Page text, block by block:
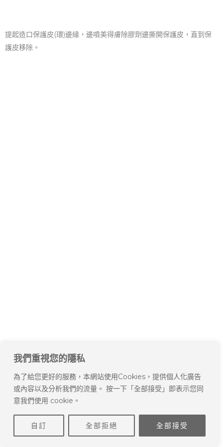
我們重視您的隱私
為了給您更好的服務，本網站使用Cookies，提供個人化廣告
或內容以及分析我們的流量。 按一下「全部接受」即表示您同
意我們使用 cookie。
自訂 全部拒絕 全部接受
提起造口保護皮(環)邊緣，邊噴美得膚除膠劑邊撕開保護皮，直到保
護皮移除。